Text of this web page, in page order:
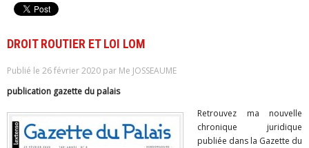
DROIT ROUTIER ET LOI LOM
Publié le 26 février 2020 par Me JOSSEAUME
publication gazette du palais
Retrouvez ma nouvelle
chronique juridique
publiée dans la Gazette du